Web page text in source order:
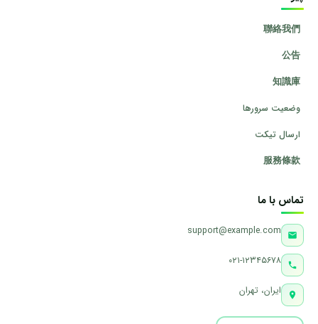
聯絡我們
公告
知識庫
وضعیت سرورها
ارسال تیکت
服務條款
تماس با ما
support@example.com
۰۲۱-۱۲۳۴۵۶۷۸
ایران، تهران